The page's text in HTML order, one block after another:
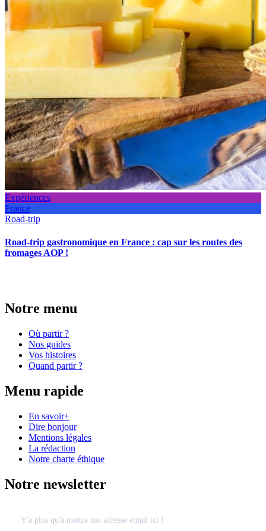
Expériences
France
Road-trip
Road-trip gastronomique en France : cap sur les routes des
fromages AOP !
Notre menu
Où partir ?
Nos guides
Vos histoires
Quand partir ?
Menu rapide
En savoir+
Dire bonjour
Mentions légales
La rédaction
Notre charte éthique
Notre newsletter